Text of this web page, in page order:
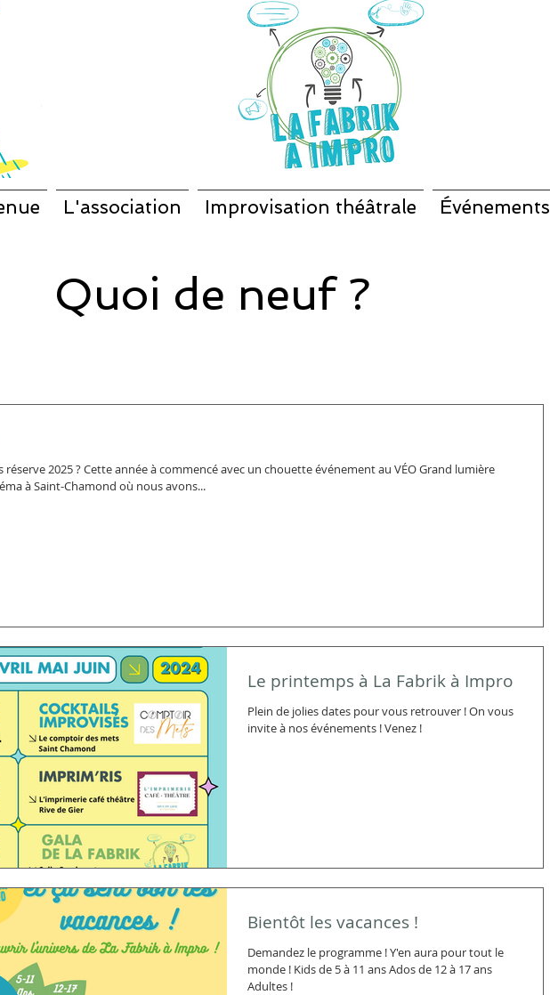
Quoi de neuf ?
réserve 2025 ? Cette année à commencé avec un chouette événement au VÉO Grand lumière
à Saint-Chamond où nous avons...
Le printemps à La Fabrik à Impro
Plein de jolies dates pour vous retrouver ! On vous
invite à nos événements ! Venez !
Bientôt les vacances !
Demandez le programme ! Y'en aura pour tout le
monde ! Kids de 5 à 11 ans Ados de 12 à 17 ans
Adultes !
L'association Improvisation théâtrale Événements